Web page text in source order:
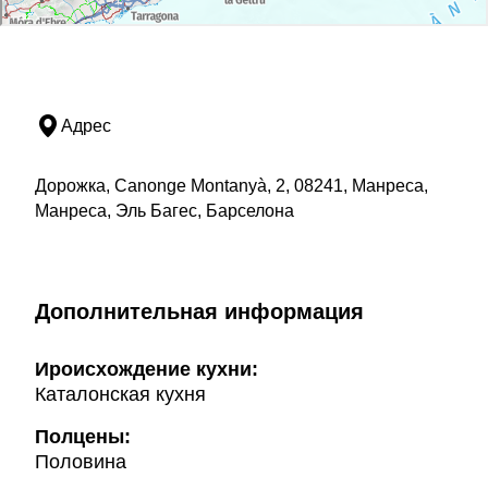
Адрес
Дорожка, Canonge Montanyà, 2, 08241, Манреса,
Манреса, Эль Багес, Барселона
Дополнительная информация
Ироисхождение кухни:
Каталонская кухня
Полцены:
Половина